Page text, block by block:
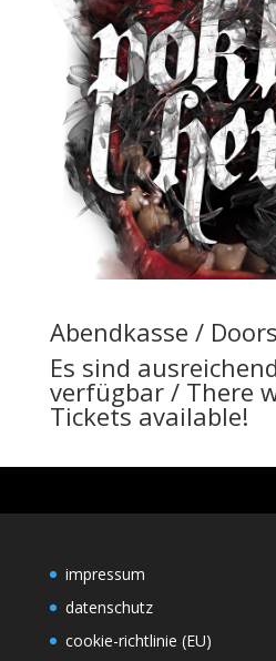
Abendkasse /
Es sind
verfügbar / There
Tickets available!
impressum
datenschutz
cookie-richtlinie (EU)